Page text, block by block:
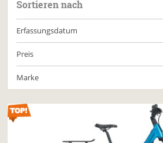
Sortieren nach
Erfassungsdatum
Preis
Marke